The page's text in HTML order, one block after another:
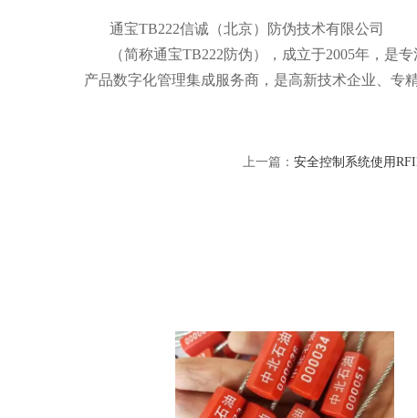
通宝TB222信诚（北京）防伪技术有限公司
（简称通宝TB222防伪），成立于2005年，是
产品数字化管理集成服务商，是高新技术企业、专
上一篇： 安全控制系统使用